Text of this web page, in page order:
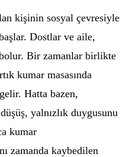
kişinin sosyal çevresiyle
Dostlar ve aile,
Bir zamanlar birlikte
kumar masasında
Hatta bazen,
yalnızlık duygusunu
kumar
zamanda kaybedilen